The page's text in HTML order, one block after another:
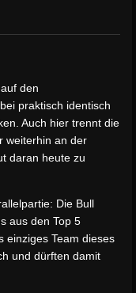
den
praktisch identisch
Auch hier trennt die
weiterhin an der
daran heute zu
Die Bull
aus den Top 5
einziges Team dieses
und dürften damit